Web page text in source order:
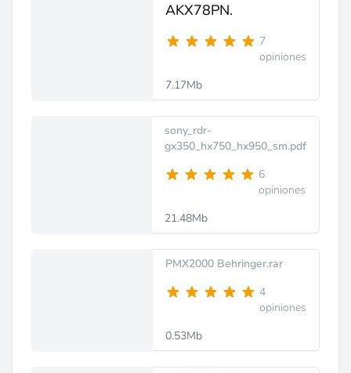
AKX78PN.
7
opiniones
7.17Mb
sony_rdr-
gx350_hx750_hx950_sm.pdf
6
opiniones
21.48Mb
PMX2000 Behringer.rar
4
opiniones
0.53Mb